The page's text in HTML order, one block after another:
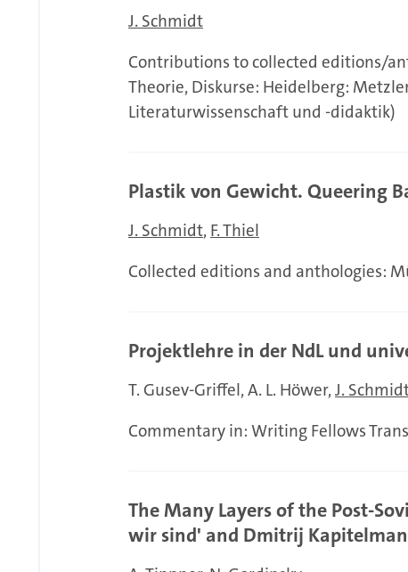
J. Schmidt
Contributions to collected editions/
Theorie, Diskurse: Heidelberg:
Literaturwissenschaft und -didaktik)
Plastik von Gewicht. Queering
J. Schmidt F. Thiel
Collected editions and anthologies:
Projektlehre in der NdL und
T. Gusev-Griffel A. L. Höwer J.
Commentary in: Writing Fellows
The Many Layers of the Post-
wir sind' and Dmitrij